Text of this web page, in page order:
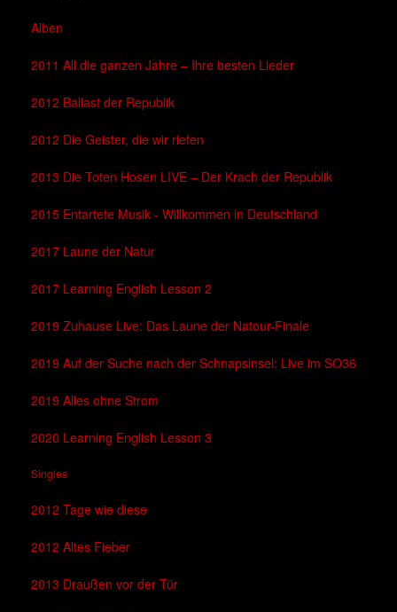
Alben
2011 All die ganzen Jahre – Ihre besten Lieder
2012 Ballast der Republik
2012 Die Geister, die wir riefen
2013 Die Toten Hosen LIVE – Der Krach der Republik
2015 Entartete Musik - Willkommen in Deutschland
2017 Laune der Natur
2017 Learning English Lesson 2
2019 Zuhause Live: Das Laune der Natour-Finale
2019 Auf der Suche nach der Schnapsinsel: Live im SO36
2019 Alles ohne Strom
2020 Learning English Lesson 3
Singles
2012 Tage wie diese
2012 Altes Fieber
2013 Draußen vor der Tür